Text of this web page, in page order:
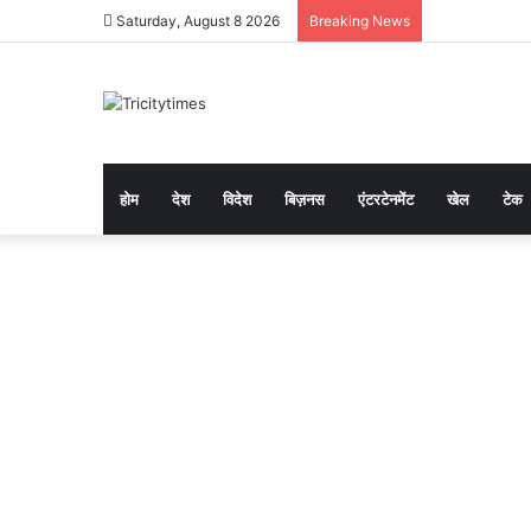
Saturday, August 8 2026 Breaking News
होम देश विदेश बिज़नस एंटरटेनमेंट खेल टेक